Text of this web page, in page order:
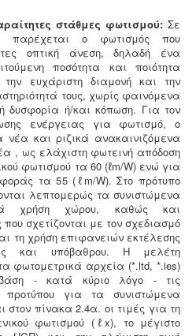
στάθμες φωτισμού:Σε
ο φωτισμός που
οπτική άνεση, δηλαδή ένα
ποσότητα και ποιότητα
ευχάριστη διαμονή και την
τους, χωρίς φαινόμενα
δυσφορία ή/και κόπωση. Για τον
ενέργειας για φωτισμό, ο
και ριζικά ανακαινιζόμενα
, ως ελάχιστη φωτεινή απόδοση
φωτισμού τα 60 (ℓm/W) ενώ για
τα 55 (ℓm/W). Στο πρότυπο
λεπτομερώς τα συνιστώμενα
χρήση χώρου, καθώς και
σχετίζονται με τον σχεδιασμό
τη χρήση επιφανειών εκτέλεσης
και υπόβαθρου. Η μελέτη
φωτομετρικά αρχεία (*.ltd, *.ies)
- κατά κύριο λόγο - τις
προτύπου για τα συνιστώμενα
στον πίνακα 2.4α. οι τιμές για τη
φωτισμού (ℓx), το μέγιστο